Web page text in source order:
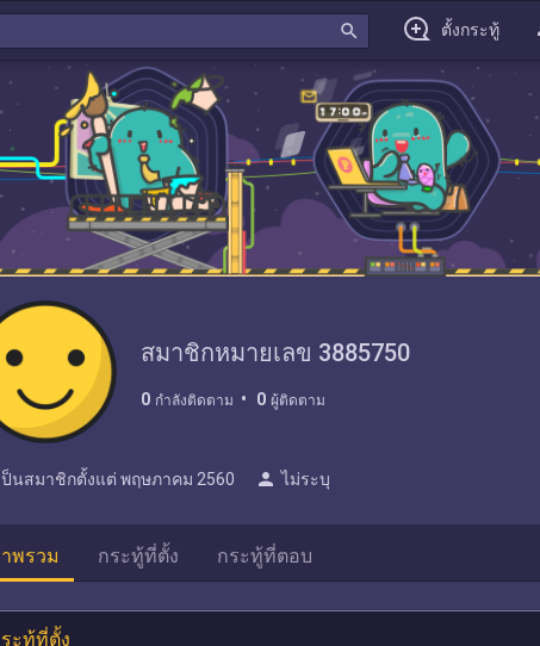
search ตั้งกระทู้
สมาชิกหมายเลข 3885750
0 กำลังติดตาม 0 ผู้ติดตาม
ป็นสมาชิกตั้งแต่ พฤษภาคม 2560 person ไม่ระบุ
พรวม กระทู้ที่ตั้ง กระทู้ที่ตอบ
ะทู้ที่ตั้ง